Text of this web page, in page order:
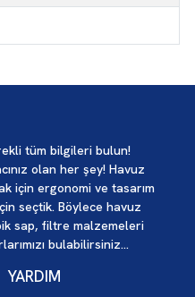
tüm bilgileri bulun!
olan her şey! Havuz
için ergonomi ve tasarım
seçtik. Böylece havuz
sap, filtre malzemeleri
bulabilirsiniz...
YARDIM